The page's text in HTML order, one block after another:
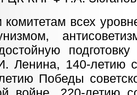
всех
Ленина, 140-летию
Победы